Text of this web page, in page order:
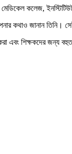
মেডিকেল কলেজ,
কথাও জানান
এবং শিক্ষকদের জন্য